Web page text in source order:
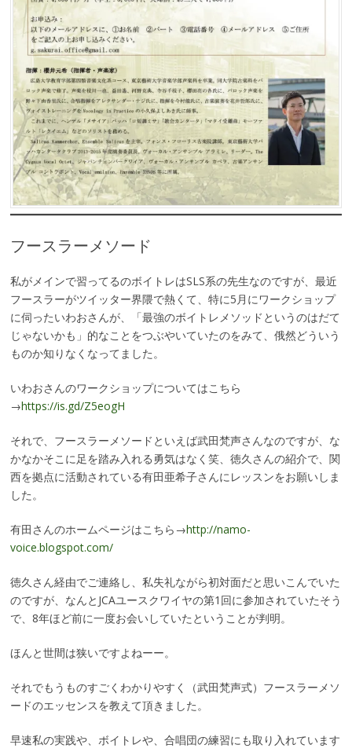
フースラーメソード
私がメインで習ってるのボイトレはSLS系の先生なのですが、最近
フースラーがツイッター界隈で熱くて、特に5月にワークショップ
に伺ったいわおさんが、「最強のボイトレメソッドというのはだて
じゃないかも」的なことをつぶやいていたのをみて、俄然どういう
ものか知りなくなってました。
いわおさんのワークショップについてはこちら
→https://is.gd/Z5eogH
それで、フースラーメソードといえば武田梵声さんなのですが、な
かなかそこに足を踏み入れる勇気はなく笑、徳久さんの紹介で、関
西を拠点に活動されている有田亜希子さんにレッスンをお願いしま
した。
有田さんのホームページはこちら→http://namo-
voice.blogspot.com/
徳久さん経由でご連絡し、私失礼ながら初対面だと思いこんでいた
のですが、なんとJCAユースクワイヤの第1回に参加されていたそう
で、8年ほど前に一度お会いしていたということが判明。
ほんと世間は狭いですよねーー。
それでもうものすごくわかりやすく（武田梵声式）フースラーメソ
ードのエッセンスを教えて頂きました。
早速私の実践や、ボイトレや、合唱団の練習にも取り入れています